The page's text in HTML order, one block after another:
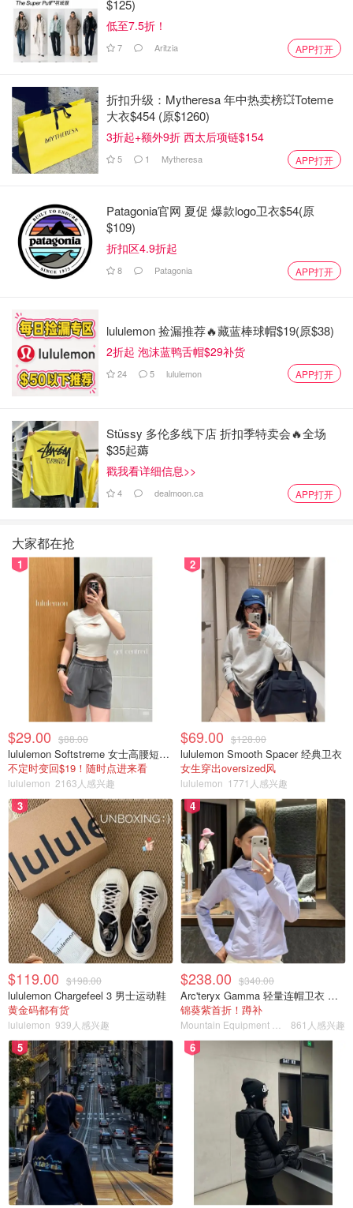
$125)
低至7.5折！
7 Aritzia APP打开
折扣升级：Mytheresa 年中热卖榜💥Toteme
大衣$454 (原$1260)
3折起+额外9折 西太后项链$154
5 1 Mytheresa APP打开
Patagonia官网 夏促 爆款logo卫衣$54(原
$109)
折扣区4.9折起
8 Patagonia APP打开
lululemon 捡漏推荐🔥藏蓝棒球帽$19(原$38)
2折起 泡沫蓝鸭舌帽$29补货
24 5 lululemon APP打开
Stüssy 多伦多线下店 折扣季特卖会🔥全场
$35起薅
戳我看详细信息>>
4 dealmoon.ca APP打开
大家都在抢
1
$29.00 $88.00
lululemon Softstreme 女士高腰短裤 10cm
不定时变回$19！随时点进来看
lululemon 2163人感兴趣
2
$69.00 $128.00
lululemon Smooth Spacer 经典卫衣
女生穿出oversized风
lululemon 1771人感兴趣
3
$119.00 $198.00
lululemon Chargefeel 3 男士运动鞋
黄金码都有货
lululemon 939人感兴趣
4
$238.00 $340.00
Arc'teryx Gamma 轻量连帽卫衣 女款
锦葵紫首折！蹲补
861人感兴趣
5 6